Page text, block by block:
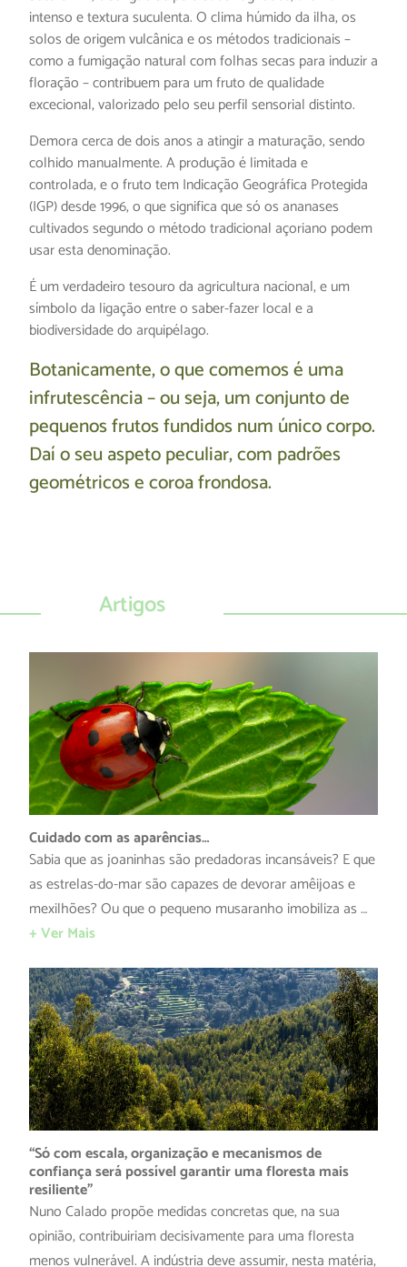
intenso e textura suculenta. O clima húmido da ilha, os
solos de origem vulcânica e os métodos tradicionais –
como a fumigação natural com folhas secas para induzir a
floração – contribuem para um fruto de qualidade
excecional, valorizado pelo seu perfil sensorial distinto.
Demora cerca de dois anos a atingir a maturação, sendo
colhido manualmente. A produção é limitada e
controlada, e o fruto tem Indicação Geográfica Protegida
(IGP) desde 1996, o que significa que só os ananases
cultivados segundo o método tradicional açoriano podem
usar esta denominação.
É um verdadeiro tesouro da agricultura nacional, e um
símbolo da ligação entre o saber-fazer local e a
biodiversidade do arquipélago.
Botanicamente, o que comemos é uma
infrutescência – ou seja, um conjunto de
pequenos frutos fundidos num único corpo.
Daí o seu aspeto peculiar, com padrões
geométricos e coroa frondosa.
Artigos
Cuidado com as aparências…
Sabia que as joaninhas são predadoras incansáveis? E que
as estrelas-do-mar são capazes de devorar amêijoas e
mexilhões? Ou que o pequeno musaranho imobiliza as …
+ Ver Mais
“Só com escala, organização e mecanismos de
confiança será possível garantir uma floresta mais
resiliente”
Nuno Calado propõe medidas concretas que, na sua
opinião, contribuiriam decisivamente para uma floresta
menos vulnerável. A indústria deve assumir, nesta matéria,